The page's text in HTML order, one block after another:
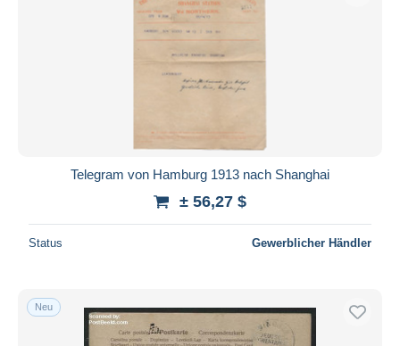
Telegram von Hamburg 1913 nach Shanghai
± 56,27 $
Status Gewerblicher Händler
Neu